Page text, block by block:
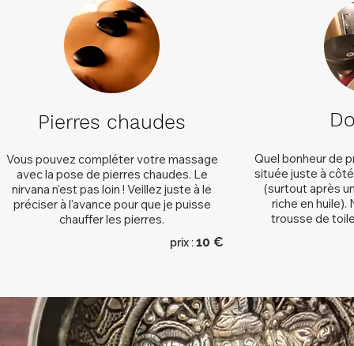
Pierres chaudes
Vous pouvez compléter votre massage
avec la pose de pierres chaudes. Le
nirvana n'est pas loin ! Veillez juste à le
préciser à l'avance pour que je puisse
chauffer les pierres.
prix :10 €
Quel bonheur de
située juste à
(surtout après
riche en
trousse de